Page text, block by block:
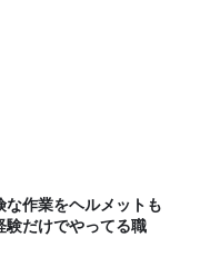
な作業をヘルメットも
験だけでやってる職